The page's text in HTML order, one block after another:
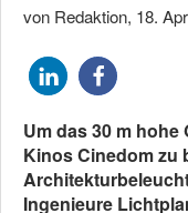
von Redaktion, 18.
Um das 30 m
Kinos Cinedom zu
Ingenieure